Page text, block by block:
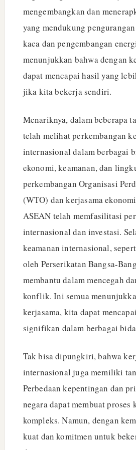
mengembangkan dan
yang mendukung
kaca dan pengembangan
menunjukkan bahwa dengan
dapat mencapai hasil yang
jika kita bekerja sendiri.
Menariknya, dalam beberapa
telah melihat perkembangan
internasional dalam berbagai
ekonomi, keamanan, dan
perkembangan Organisasi
(WTO) dan kerjasama
ASEAN telah memfasilitasi
internasional dan investasi.
keamanan internasional,
oleh Perserikatan Bangsa-
membantu dalam mencegah
konflik. Ini semua
kerjasama, kita dapat
signifikan dalam berbagai
Tak bisa dipungkiri, bahwa
internasional juga memiliki
Perbedaan kepentingan dan
negara dapat membuat proses
kompleks. Namun, dengan
kuat dan komitmen untuk